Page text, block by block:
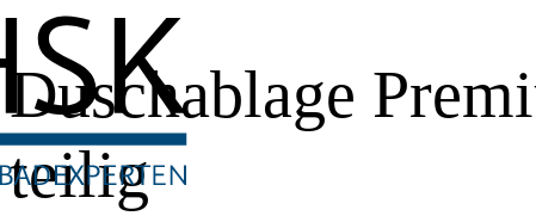
Duschablage
teilig